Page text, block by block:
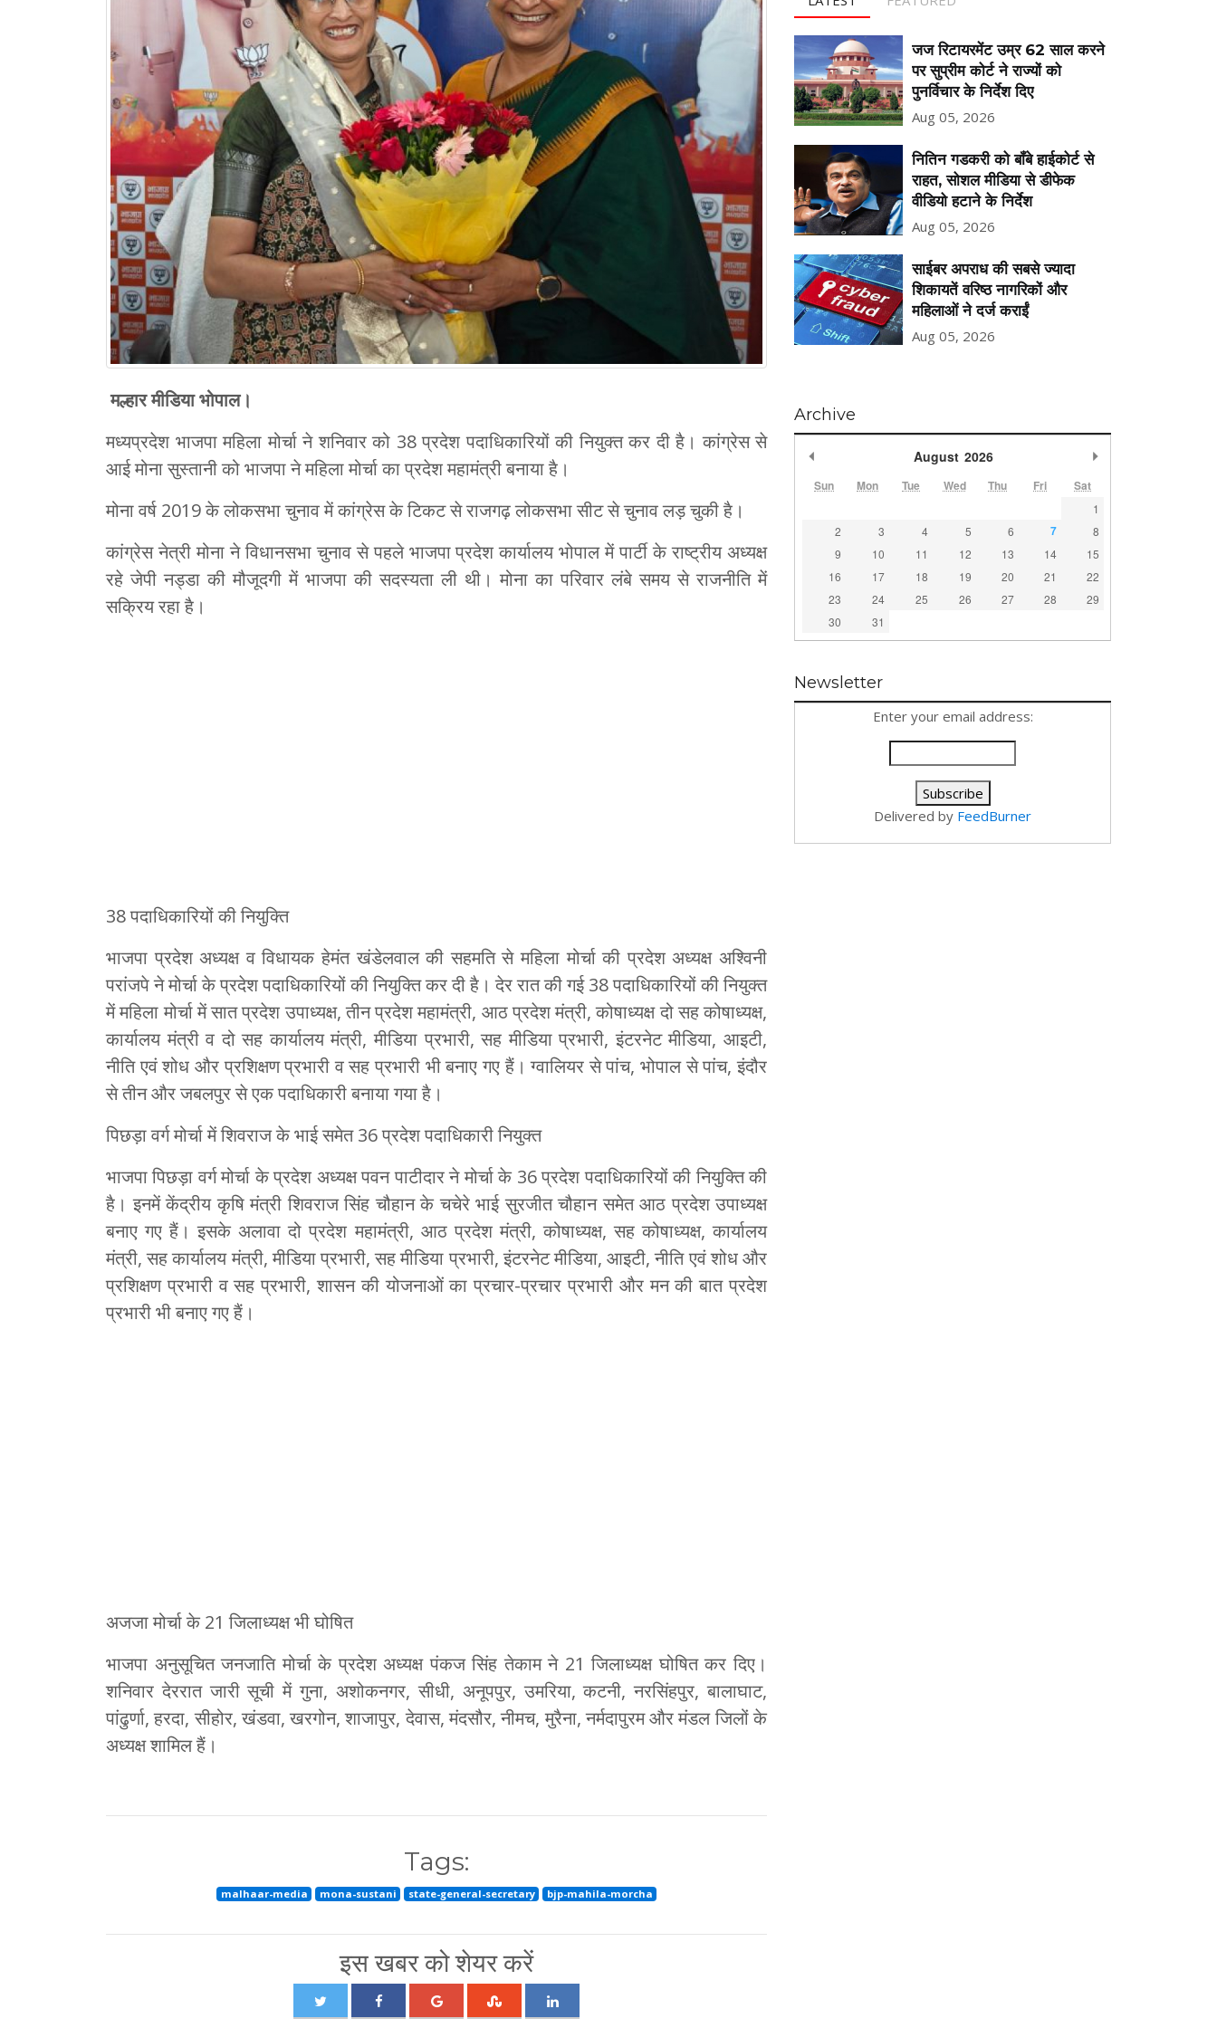
मल्हार मीडिया भोपाल।
मध्यप्रदेश भाजपा महिला मोर्चा ने शनिवार को 38 प्रदेश पदाधिकारियों की नियुक्त कर दी है। कांग्रेस से
आई मोना सुस्तानी को भाजपा ने महिला मोर्चा का प्रदेश महामंत्री बनाया है।
मोना वर्ष 2019 के लोकसभा चुनाव में कांग्रेस के टिकट से राजगढ़ लोकसभा सीट से चुनाव लड़ चुकी है।
कांग्रेस नेत्री मोना ने विधानसभा चुनाव से पहले भाजपा प्रदेश कार्यालय भोपाल में पार्टी के राष्ट्रीय अध्यक्ष
रहे जेपी नड्डा की मौजूदगी में भाजपा की सदस्यता ली थी। मोना का परिवार लंबे समय से राजनीति में
सक्रिय रहा है।
38 पदाधिकारियों की नियुक्ति
भाजपा प्रदेश अध्यक्ष व विधायक हेमंत खंडेलवाल की सहमति से महिला मोर्चा की प्रदेश अध्यक्ष अश्विनी
परांजपे ने मोर्चा के प्रदेश पदाधिकारियों की नियुक्ति कर दी है। देर रात की गई 38 पदाधिकारियों की नियुक्त
में महिला मोर्चा में सात प्रदेश उपाध्यक्ष, तीन प्रदेश महामंत्री, आठ प्रदेश मंत्री, कोषाध्यक्ष दो सह कोषाध्यक्ष,
कार्यालय मंत्री व दो सह कार्यालय मंत्री, मीडिया प्रभारी, सह मीडिया प्रभारी, इंटरनेट मीडिया, आइटी,
नीति एवं शोध और प्रशिक्षण प्रभारी व सह प्रभारी भी बनाए गए हैं। ग्वालियर से पांच, भोपाल से पांच, इंदौर
से तीन और जबलपुर से एक पदाधिकारी बनाया गया है।
पिछड़ा वर्ग मोर्चा में शिवराज के भाई समेत 36 प्रदेश पदाधिकारी नियुक्त
भाजपा पिछड़ा वर्ग मोर्चा के प्रदेश अध्यक्ष पवन पाटीदार ने मोर्चा के 36 प्रदेश पदाधिकारियों की नियुक्ति की
है। इनमें केंद्रीय कृषि मंत्री शिवराज सिंह चौहान के चचेरे भाई सुरजीत चौहान समेत आठ प्रदेश उपाध्यक्ष
बनाए गए हैं। इसके अलावा दो प्रदेश महामंत्री, आठ प्रदेश मंत्री, कोषाध्यक्ष, सह कोषाध्यक्ष, कार्यालय
मंत्री, सह कार्यालय मंत्री, मीडिया प्रभारी, सह मीडिया प्रभारी, इंटरनेट मीडिया, आइटी, नीति एवं शोध और
प्रशिक्षण प्रभारी व सह प्रभारी, शासन की योजनाओं का प्रचार-प्रचार प्रभारी और मन की बात प्रदेश
प्रभारी भी बनाए गए हैं।
अजजा मोर्चा के 21 जिलाध्यक्ष भी घोषित
भाजपा अनुसूचित जनजाति मोर्चा के प्रदेश अध्यक्ष पंकज सिंह तेकाम ने 21 जिलाध्यक्ष घोषित कर दिए।
शनिवार देररात जारी सूची में गुना, अशोकनगर, सीधी, अनूपपुर, उमरिया, कटनी, नरसिंहपुर, बालाघाट,
पांढुर्णा, हरदा, सीहोर, खंडवा, खरगोन, शाजापुर, देवास, मंदसौर, नीमच, मुरैना, नर्मदापुरम और मंडल जिलों के
अध्यक्ष शामिल हैं।
Tags:
malhaar-media mona-sustani state-general-secretary bjp-mahila-morcha
इस खबर को शेयर करें
जज रिटायरमेंट उम्र 62 साल करने
पर सुप्रीम कोर्ट ने राज्यों को
पुनर्विचार के निर्देश दिए
Aug 05, 2026
नितिन गडकरी को बॉंबे हाईकोर्ट से
राहत, सोशल मीडिया से डीफेक
वीडियो हटाने के निर्देश
Aug 05, 2026
साईबर अपराध की सबसे ज्यादा
शिकायतें वरिष्ठ नागरिकों और
महिलाओं ने दर्ज कराईं
Aug 05, 2026
Archive
August 2026
Sun Mon Tue Wed Thu Fri Sat
1
2
3 4 5 6 7
8
9
10 11 12 13 14
15
16
17 18 19 20 21
22
23
24 25 26 27 28
29
30
31
Newsletter
Enter your email address:
Delivered by FeedBurner